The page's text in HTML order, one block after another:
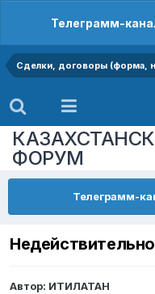
Телеграмм-
Сделки, договоры (форма,
ФОРУМ
Телеграмм-
Автор: ИТИЛАТАН